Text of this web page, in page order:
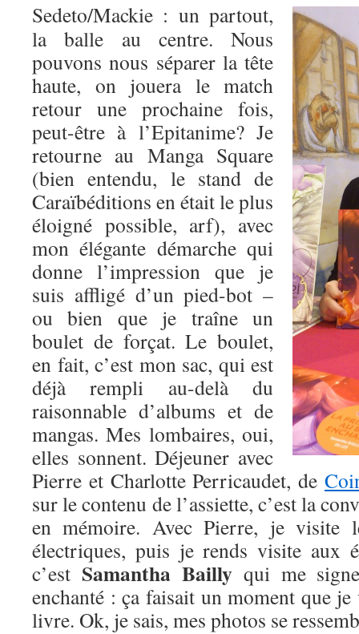
Sedeto/Mackie : un partout,
la balle au centre. Nous
pouvons nous séparer la tête
haute, on jouera le match
retour une prochaine fois,
peut-être à l’Epitanime? Je
retourne au Manga Square
(bien entendu, le stand de
Caraïbéditions en était le plus
éloigné possible, arf), avec
mon élégante démarche qui
donne l’impression que je
suis affligé d’un pied-bot –
ou bien que je traîne un
boulet de forçat. Le boulet,
en fait, c’est mon sac, qui est
déjà rempli au-delà du
raisonnable d’albums et de
mangas. Mes lombaires, oui,
elles sonnent. Déjeuner avec
Pierre et Charlotte Perricaudet, de
sur le contenu de l’assiette, c’est la
en mémoire. Avec Pierre, je visite
électriques, puis je rends visite aux
c’est Samantha Baillyqui me
enchanté : ça faisait un moment que
livre. Ok, je sais, mes photos se